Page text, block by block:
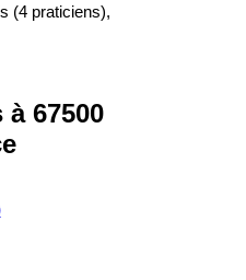
(4 praticiens),
67500